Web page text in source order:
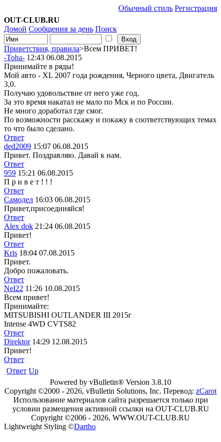
Обычный стиль Регистрация
OUT-CLUB.RU
Домой Сообщения за день Поиск
Приветствия, правила>Всем ПРИВЕТ!
-Toha- 12:43 06.08.2015
Принимайте в ряды!
Мой авто - XL 2007 года рождения, Черного цвета, Двигатель
3,0.
Получаю удовольствие от него уже год.
За это время накатал не мало по Мск и по России.
Не много доработал где смог.
По возможности расскажу и покажу в соответствующих темах
то что было сделано.
Ответ
ded2009 15:07 06.08.2015
Привет. Поздравляю. Давай к нам.
Ответ
959 15:21 06.08.2015
П р и в е т ! ! !
Ответ
Самодел 16:03 06.08.2015
Привет,присоединяйся!
Ответ
Alex dok 21:24 06.08.2015
Привет!
Ответ
Kris 18:04 07.08.2015
Привет.
Добро пожаловать.
Ответ
Nel22 11:26 10.08.2015
Всем привет!
Принимайте:
MITSUBISHI OUTLANDER III 2015г
Intense 4WD CVTS82
Ответ
Direktor14:29 12.08.2015
Привет!
Ответ
Ответ Up
Powered by vBulletin® Version 3.8.10
Copyright ©2000 - 2026, vBulletin Solutions, Inc. Перевод: zCarot
Использование материалов сайта разрешается только при
условии размещения активной ссылки на OUT-CLUB.RU
Copyright ©2006 - 2026, WWW.OUT-CLUB.RU
Lightweight Styling ©Dartho